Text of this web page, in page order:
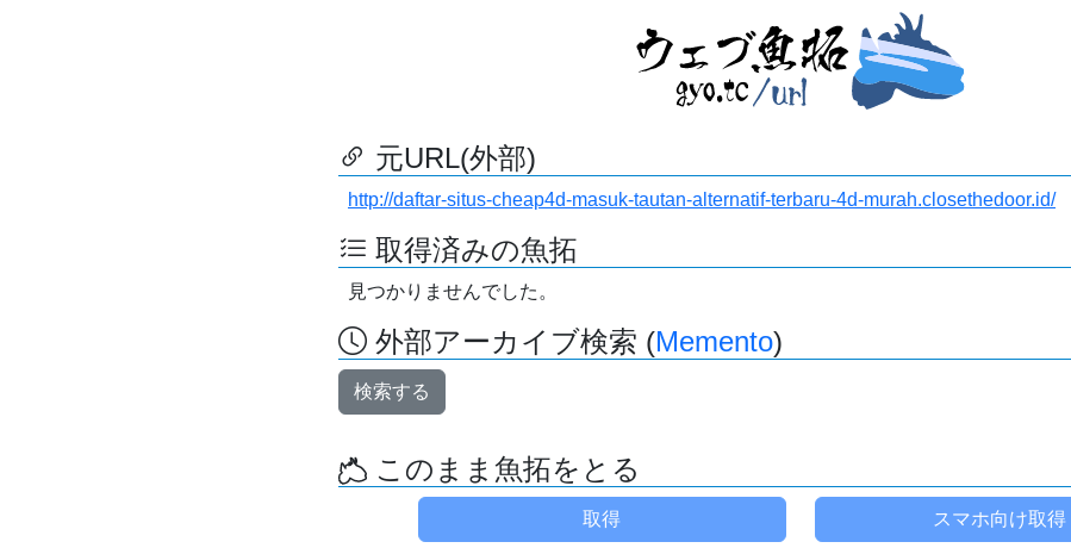
元URL(外部)
http://daftar-situs-cheap4d-masuk-tautan-alternatif-terbaru-4d-murah.closethedoor.id/
取得済みの魚拓
見つかりませんでした。
外部アーカイブ検索 (Memento)
検索する
このまま魚拓をとる